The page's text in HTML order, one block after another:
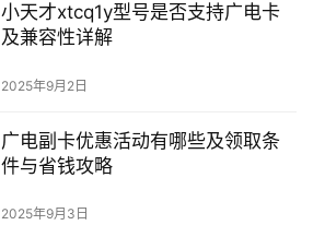
小天才xtcq1y型号是否支持广电卡
及兼容性详解
2025年9月2日
广电副卡优惠活动有哪些及领取条
件与省钱攻略
2025年9月3日